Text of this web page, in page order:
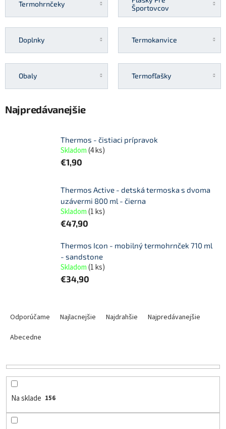
Termohrnčeky
Športovcov
Doplnky Termokanvice
Obaly Termofľašky
Najpredávanejšie
Thermos - čistiaci prípravok
Skladom(4 ks)
€1,90
Thermos Active - detská termoska s dvoma
uzávermi 800 ml - čierna
Skladom(1 ks)
€47,90
Thermos Icon - mobilný termohrnček 710 ml
- sandstone
Skladom(1 ks)
€34,90
e
d
Odporúčame Najlacnejšie Najdrahšie
Najpredávanejšie
Abecedne
Na sklade 156